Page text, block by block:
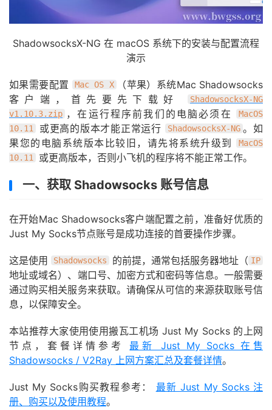
ShadowsocksX-NG 在 macOS 系统下的安装与配置流程
演示
如果需要配置 Mac OS X
（苹果）系统Mac Shadowsocks
客户端，首先要先下载好
ShadowsocksX-NG
v1.10.3.zip ，在运行程序前我们的电脑必须在
MacOS
10.11
或更高的版本才能正常运行 ShadowsocksX-NG 。如
果您的电脑系统版本比较旧，请先将系统升级到
MacOS
10.11
或更高版本，否则小飞机的程序将不能正常工作。
一、获取 Shadowsocks 账号信息
在开始Mac Shadowsocks客户端配置之前，准备好优质的
Just My Socks节点账号是成功连接的首要操作步骤。
这是使用 Shadowsocks 的前提，通常包括服务器地址（ IP
地址或域名）、端口号、加密方式和密码等信息。一般需要
通过购买相关服务来获取。请确保从可信的来源获取账号信
息，以保障安全。
本站推荐大家使用使用搬瓦工机场 Just My Socks 的上网
节点，套餐详情参考最新 Just My Socks 在售
Shadowsocks / V2Ray 上网方案汇总及套餐详情。
Just My Socks购买教程参考： 最新 Just My Socks 注
册、购买以及使用教程。